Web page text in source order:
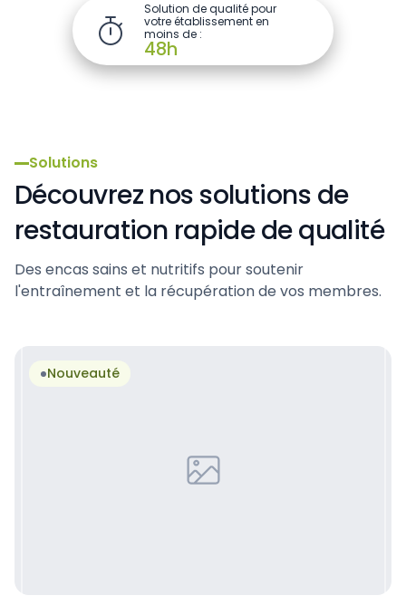

Solution de qualité pour
votre établissement en
moins de :
48h
Piscine
Centre sportif
Solutions
Découvrez nos solutions de
restauration rapide de qualité
Des encas sains et nutritifs pour soutenir
l'entraînement et la récupération de vos membres.
Nouveauté